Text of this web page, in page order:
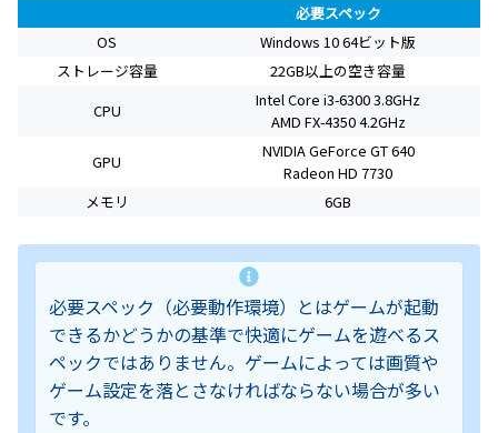
必要スペック
OS
Windows 10 64ビット版
ストレージ容量
22GB以上の空き容量
CPU
Intel Core i3-6300 3.8GHz
AMD FX-4350 4.2GHz
GPU
NVIDIA GeForce GT 640
Radeon HD 7730
メモリ
6GB
必要スペック（必要動作環境）とはゲームが起動
できるかどうかの基準で快適にゲームを遊べるス
ペックではありません。ゲームによっては画質や
ゲーム設定を落とさなければならない場合が多い
です。